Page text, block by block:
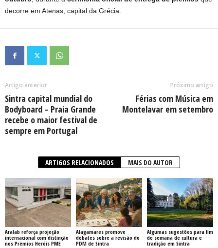
decorre em Atenas, capital da Grécia.
Artigo anterior
Sintra capital mundial do
Bodyboard – Praia Grande
recebe o maior festival de
sempre em Portugal
Próximo artigo
Férias com Música em
Montelavar em setembro
ARTIGOS RELACIONADOS MAIS DO AUTOR
Aralab reforça projeção
internacional com distinção
nos Prémios Heróis PME
Alagamares promove
debates sobre a revisão do
PDM de Sintra
Algumas sugestões para fim
de semana de cultura e
tradição em Sintra